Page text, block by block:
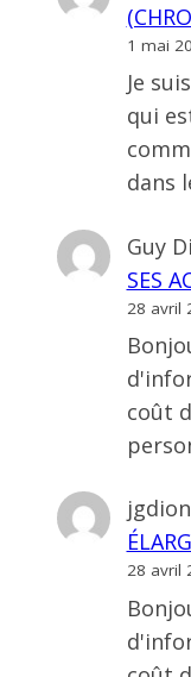
1 mai
Je
qui
dans
Guy
SES
28 avril
coût
28 avril